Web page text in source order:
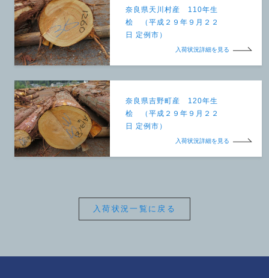
奈良県天川村産 110年生
桧 （平成２９年９月２２
日 定例市）
入荷状況詳細を見る
奈良県吉野町産 120年生
桧 （平成２９年９月２２
日 定例市）
入荷状況詳細を見る
入荷状況一覧に戻る